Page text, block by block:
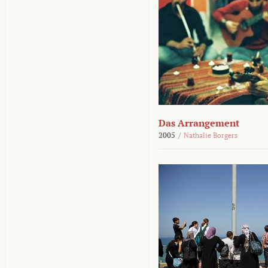
Das Arrangement
2005 / Nathalie Borgers